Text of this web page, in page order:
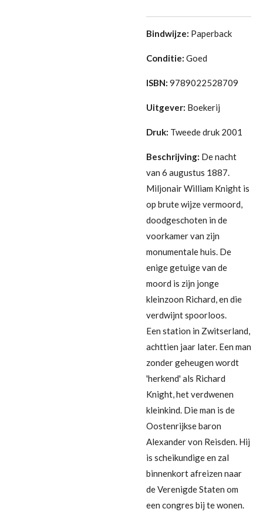
Bindwijze: Paperback
Conditie: Goed
ISBN: 9789022528709
Uitgever: Boekerij
Druk: Tweede druk 2001
Beschrijving: De nacht
van 6 augustus 1887.
Miljonair William Knight is
op brute wijze vermoord,
doodgeschoten in de
voorkamer van zijn
monumentale huis. De
enige getuige van de
moord is zijn jonge
kleinzoon Richard, en die
verdwijnt spoorloos.
Een station in Zwitserland,
achttien jaar later. Een man
zonder geheugen wordt
'herkend' als Richard
Knight, het verdwenen
kleinkind. Die man is de
Oostenrijkse baron
Alexander von Reisden. Hij
is scheikundige en zal
binnenkort afreizen naar
de Verenigde Staten om
een congres bij te wonen.